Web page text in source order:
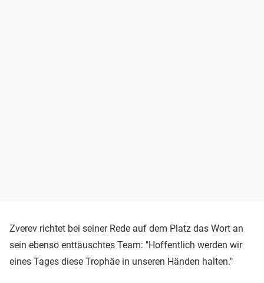
Zverev richtet bei seiner Rede auf dem Platz das Wort an
sein ebenso enttäuschtes Team: "Hoffentlich werden wir
eines Tages diese Trophäe in unseren Händen halten."